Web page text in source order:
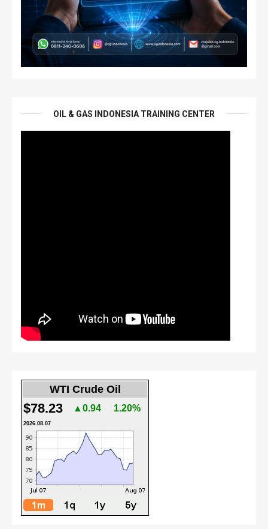
OIL & GAS INDONESIA TRAINING CENTER
WTI Crude Oil
$78.23 ▲0.94 1.20%
2026.08.07